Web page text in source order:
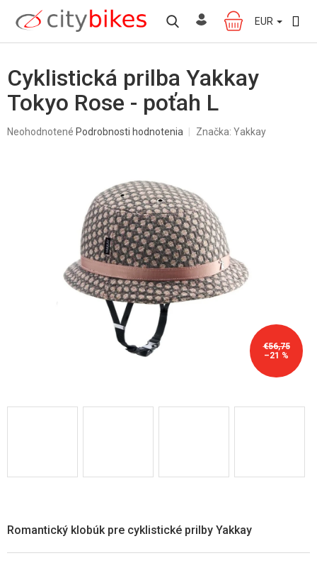
obsah
NÁKUPNÝ
KOŠÍK
EUR
Cyklistická prilba Yakkay
Tokyo Rose - poťah L
Priemerné
Neohodnotené Podrobnosti hodnotenia Značka: Yakkay
€56,75
–21 %
Romantický klobúk pre cyklistické prilby Yakkay